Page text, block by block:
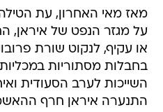
מאז מאי האחרון, עת
על מגזר הנפט של איראן,
או עקיף, לנקוט שורת
בחבלות מסתוריות
השייכות לערב הסעודית
התנערה איראן חרף